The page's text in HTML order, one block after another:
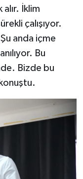
İklim
çalışıyor.
anda içme
Bu
Bizde bu